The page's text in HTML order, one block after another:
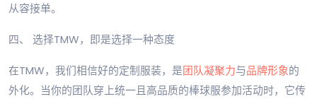
从容接单。
四、 选择TMW，即是选择一种态度
在TMW，我们相信好的定制服装，是团队凝聚力与品牌形象的
外化。当你的团队穿上统一且高品质的棒球服参加活动时，它传